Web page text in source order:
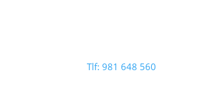
Tlf: 981 648 560